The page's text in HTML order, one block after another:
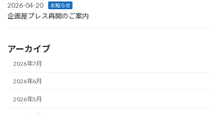
2026-04-20 お知らせ
企画屋プレス再開のご案内
アーカイブ
2026年7月
2026年6月
2026年5月